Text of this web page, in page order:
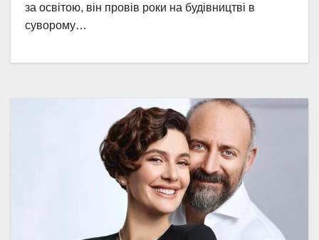
за освітою, він провів роки на будівництві в
суворому…